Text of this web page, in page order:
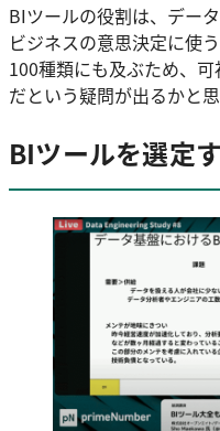
BIツールの役割は、デー
ビジネスの意思決定に使
100種類にも及ぶため、
だという疑問が出るかと思
BIツールを選定